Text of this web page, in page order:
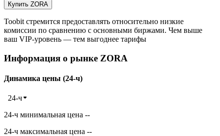
Купить ZORA
Toobit стремится предоставлять относительно низкие
комиссии по сравнению с основными биржами. Чем выше
ваш VIP-уровень — тем выгоднее тарифы
Информация о рынке ZORA
Динамика цены (24-ч)
24-ч
24-ч минимальная цена --
24-ч максимальная цена --